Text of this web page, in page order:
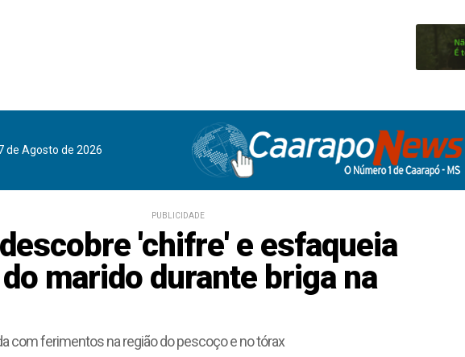
de Agosto de 2026
PUBLICIDADE
'chifre' e esfaqueia
marido durante briga na
com ferimentos na região do pescoço e no tórax